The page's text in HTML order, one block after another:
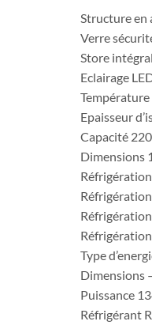
Structure en
Verre
Store
Eclairage
Température
Epaisseur
Capacité
Dimensions
Type
Dimensions
Puissance
Réfrigérant